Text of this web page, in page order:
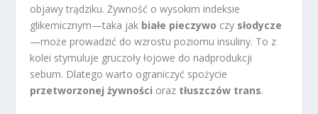
objawy trądziku. Żywność o wysokim indeksie
glikemicznym—taka jak białe pieczywo czy słodycze
—może prowadzić do wzrostu poziomu insuliny. To z
kolei stymuluje gruczoły łojowe do nadprodukcji
sebum. Dlatego warto ograniczyć spożycie
przetworzonej żywności oraz tłuszczów trans.